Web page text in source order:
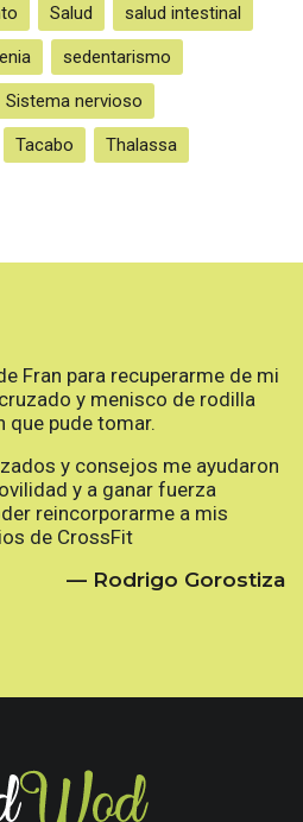
Salud salud intestinal
sedentarismo
Sistema nervioso
Tacabo Thalassa
Fran para recuperarme de mi
y menisco de rodilla
pude tomar.
y consejos me ayudaron
y a ganar fuerza
reincorporarme a mis
de CrossFit
— Rodrigo Gorostiza